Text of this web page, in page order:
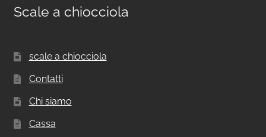
Scale a chiocciola
scale a chiocciola
Contatti
Chi siamo
Cassa